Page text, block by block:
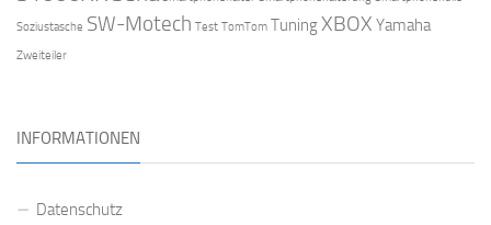
Soziustasche SW-Motech Test TomTom TuningXBOX Yamaha
Zweiteiler
INFORMATIONEN
Datenschutz